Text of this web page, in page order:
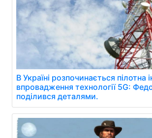
В Україні розпочинається пілотна
впровадження технології 5G:
поділився деталями.